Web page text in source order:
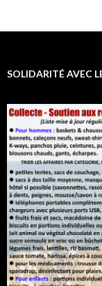
SOLIDARITÉ AVEC